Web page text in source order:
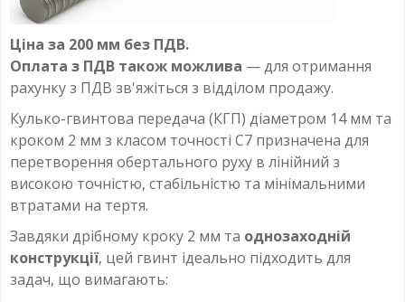
Ціна за 200 мм без ПДВ.
Оплата з ПДВ також можлива — для отримання
рахунку з ПДВ зв'яжіться з відділом продажу.
Кулько-гвинтова передача (КГП) діаметром 14 мм та
кроком 2 мм з класом точності C7 призначена для
перетворення обертального руху в лінійний з
високою точністю, стабільністю та мінімальними
втратами на тертя.
Завдяки дрібному кроку 2 мм та однозаходній
конструкції, цей гвинт ідеально підходить для
задач, що вимагають: